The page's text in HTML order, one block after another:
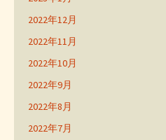
2022年12月
2022年11月
2022年10月
2022年9月
2022年8月
2022年7月